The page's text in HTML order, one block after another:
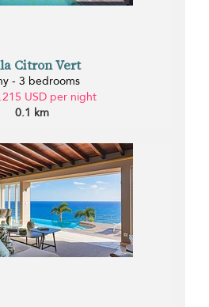
Citron Vert
- 3 bedrooms
USD per night
0.1 km